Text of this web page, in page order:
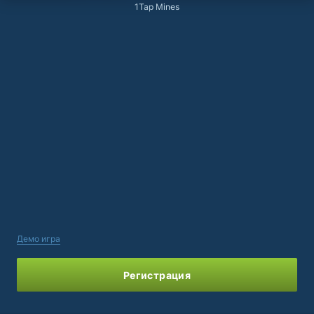
1Tap Mines
Демо игра
Регистрация